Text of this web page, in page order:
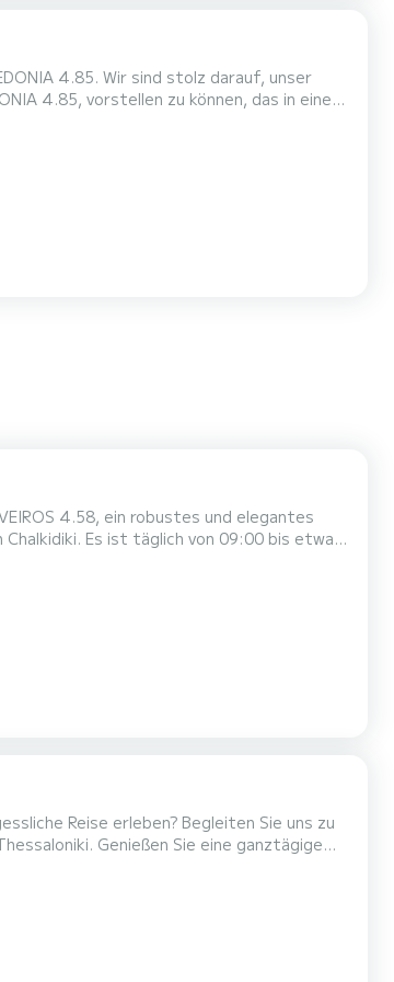
4.85. Wir sind stolz darauf, unser
4.85, vorstellen zu können, das in einem
zur Verfügung steht. Das Boot ist täglich
unser Boot ohne Speedbootführerschein
4.58, ein robustes und elegantes
Es ist täglich von 09:00 bis etwa
Außenbordmotor 30PS hat und sehr
auf dem Meer wissen müssen.
Reise erleben? Begleiten Sie uns zu
Genießen Sie eine ganztägige
sicheren und luxuriösen Boot Hunter 460 –